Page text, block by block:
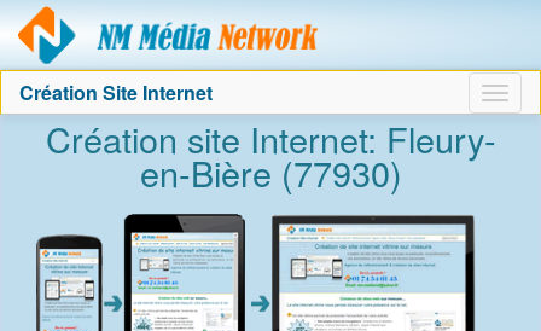
Création Site Internet
Création site Internet: Fleury-
en-Bière (77930)